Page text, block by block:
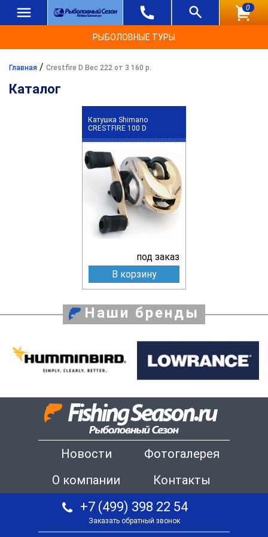
0
РЫБОЛОВНЫЕ ТУРЫ
Главная / Crestfire D Вес 222 от 3 160 р.
Каталог
Катушка Shimano
CRESTFIRE 100 D
под заказ
В корзину
Наши бренды
Новости
Фотогалерея
О компании
Контакты
+7 (499) 398 22 54
Заказать обратный звонок